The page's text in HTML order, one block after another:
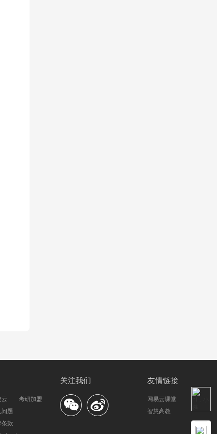
友情链接
网易云课堂
智慧高教
关注我们
云
问题
条款
考研加盟